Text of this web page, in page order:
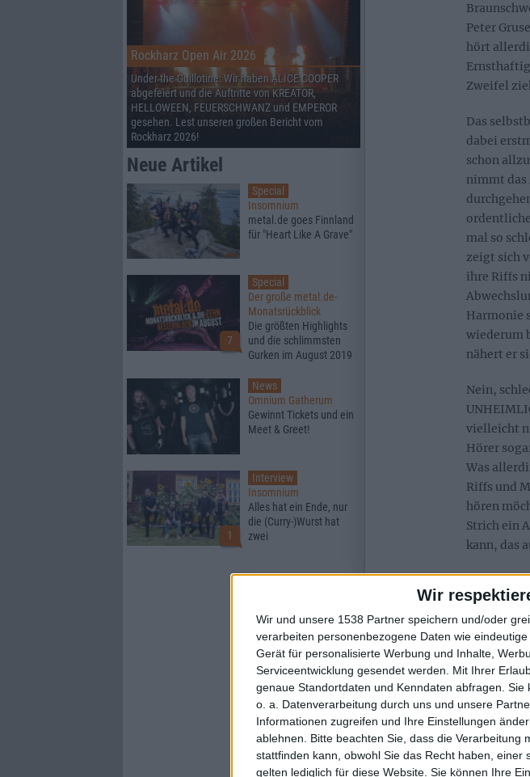
Wir
Wir und unsere 1538 Partner speichern und/oder
verarbeiten personenbezogene Daten wie
Gerät für personalisierte Werbung und Inhalte,
Serviceentwicklung gesendet werden.
Mit Ihrer
genaue Standortdaten und Kenndaten abfragen.
o. a. Datenverarbeitung durch uns und unsere
Informationen zugreifen und Ihre Einstellungen
ablehnen.
Bitte beachten Sie, dass die Verarbeitung
stattfinden kann, obwohl Sie das Recht haben,
gelten lediglich für diese Website. Sie können Ihre
Peter
hört
Zweifel
Das
dabei
schon
nimmt das
mal so
zeigt sich
ihre Riffs
Harmonie
wiederum
nähert er
Nein,
vielleicht
Hörer
Was
Riffs und
hören
Strich ein
kann, das
-
Rockharz Open Air 2026
Under the Guillotine: Wir haben ALICE COOPER
abgefeiert und die Auftritte von KREATOR,
HELLOWEEN, FEUERSCHWANZ und EMPEROR
gesehen. Lest unseren großen Bericht vom
Rockharz 2026!
Neue Artikel
Special
Insomnium
metal.de goes Finnland
für "Heart Like A Grave"
7
Special
Der große metal.de-
Monatsrückblick
Die größten Highlights
und die schlimmsten
Gurken im August 2019
News
Omnium Gatherum
Gewinnt Tickets und ein
Meet & Greet!
1
Interview
Insomnium
Alles hat ein Ende, nur
die (Curry-)Wurst hat
zwei